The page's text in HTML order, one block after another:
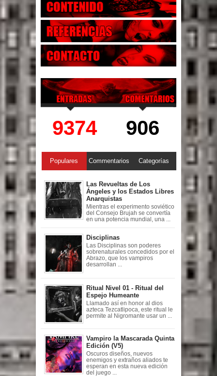
9374 906
Populares Commentarios Categorías
Las Revueltas de Los
Ángeles y los Estados Libres
Anarquistas
Mientras el experimento soviético
del Consejo Brujah se convertía
en una potencia mundial, una ...
Disciplinas
Las Disciplinas son poderes
sobrenaturales concedidos por el
Abrazo, que los vampiros
desarrollan ...
Ritual Nivel 01 - Ritual del
Espejo Humeante
Llamado así en honor al dios
azteca Tezcatlipoca, este ritual le
permite al Nigromante usar un ...
Vampiro la Mascarada Quinta
Edición (V5)
Oscuros diseños, nuevos
enemigos y extraños aliados te
esperan en esta nueva edición
del juego ...